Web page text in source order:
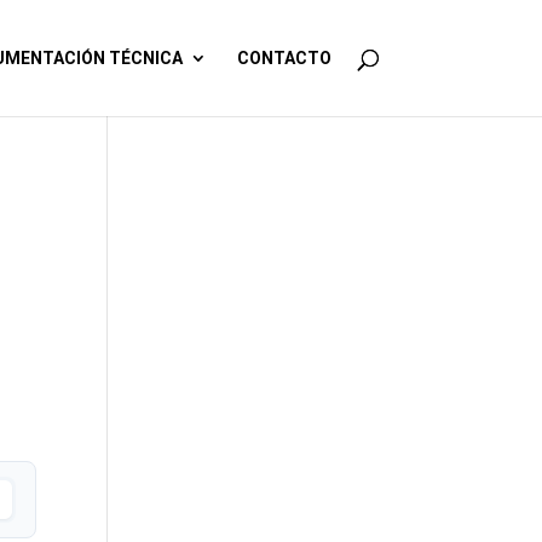
TÉCNICA CONTACTO